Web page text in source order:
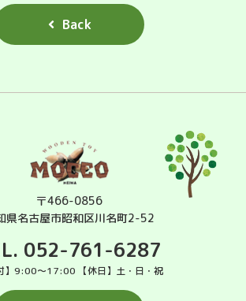
Back
〒466-0856
県名古屋市昭和区川名町2-52
052-761-6287
】9:00～17:00 【休日】土・日・祝